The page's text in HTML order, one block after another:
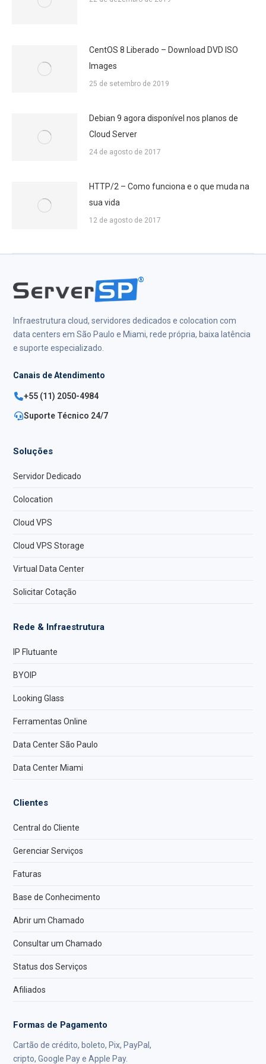
CentOS 8 Liberado – Download DVD ISO
Images
25 de setembro de 2019
Debian 9 agora disponível nos planos de
Cloud Server
24 de agosto de 2017
HTTP/2 – Como funciona e o que muda na
sua vida
12 de agosto de 2017
®
Infraestrutura cloud, servidores dedicados e colocation com
data centers em São Paulo e Miami, rede própria, baixa latência
e suporte especializado.
Canais de Atendimento
+55 (11) 2050-4984
Suporte Técnico 24/7
Soluções
Servidor Dedicado
Colocation
Cloud VPS
Cloud VPS Storage
Virtual Data Center
Solicitar Cotação
Rede & Infraestrutura
IP Flutuante
BYOIP
Looking Glass
Ferramentas Online
Data Center São Paulo
Data Center Miami
Clientes
Central do Cliente
Gerenciar Serviços
Faturas
Base de Conhecimento
Abrir um Chamado
Consultar um Chamado
Status dos Serviços
Afiliados
Formas de Pagamento
Cartão de crédito, boleto, Pix, PayPal,
cripto, Google Pay e Apple Pay.